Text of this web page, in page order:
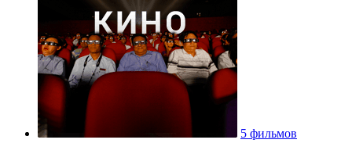
5 фильмов